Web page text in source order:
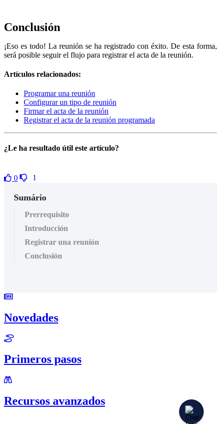
Conclusión
¡Eso es todo! La reunión se ha registrado con éxito. De esta forma,
será posible seguir el flujo para registrar el acta de la reunión.
Artículos relacionados:
Programar una reunión
Configurar un tipo de reunión
Firmar el acta de la reunión
Registrar el acta de la reunión programada
¿Le ha resultado útil este artículo?
0 1
Sumário
Prerrequisito
Introducción
Registrar una reunión
Conclusión
Novedades
Primeros pasos
Recursos avanzados